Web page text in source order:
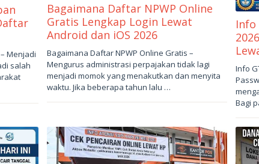
Menjadi
salah
Bagaimana Daftar NPWP Online
Gratis Lengkap Login Lewat
Android dan iOS 2026
Mei
8,
oleh
sukantengah
Bagaimana Daftar NPWP Online Gratis –
Mengurus administrasi perpajakan tidak lagi
menjadi momok yang menakutkan dan menyita
waktu. Jika beberapa tahun lalu …
Info
Mei
7,
Info
Bagi